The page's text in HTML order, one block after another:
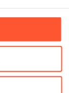
στο φουσκωτό
από την